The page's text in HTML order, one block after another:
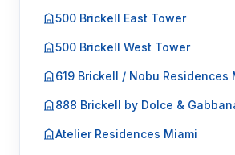
500 Brickell East Tower
500 Brickell West Tower
619 Brickell / Nobu Residences
888 Brickell by Dolce &
Atelier Residences Miami